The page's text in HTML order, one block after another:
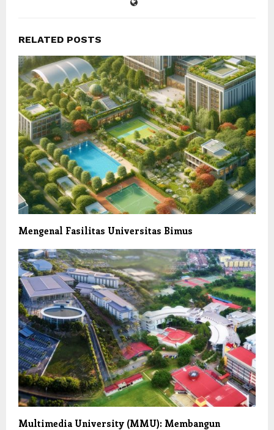
RELATED POSTS
Mengenal Fasilitas Universitas Bimus
Multimedia University (MMU): Membangun